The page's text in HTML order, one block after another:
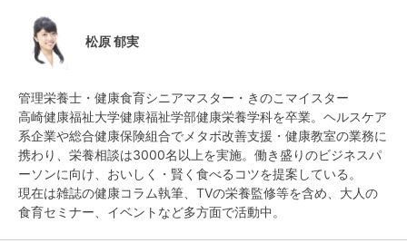
松原 郁実
管理栄養士・健康食育シニアマスター・きのこマイスター
高崎健康福祉大学健康福祉学部健康栄養学科を卒業。ヘルスケア
系企業や総合健康保険組合でメタボ改善支援・健康教室の業務に
携わり、栄養相談は3000名以上を実施。働き盛りのビジネスパ
ーソンに向け、おいしく・賢く食べるコツを提案している。
現在は雑誌の健康コラム執筆、TVの栄養監修等を含め、大人の
食育セミナー、イベントなど多方面で活動中。